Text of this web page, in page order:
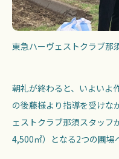
東急ハーヴェストクラブ那
朝礼が終わると、いよいよ
の後藤様より指導を受けな
ェストクラブ那須スタッフ
4,500㎡）となる2つの圃場